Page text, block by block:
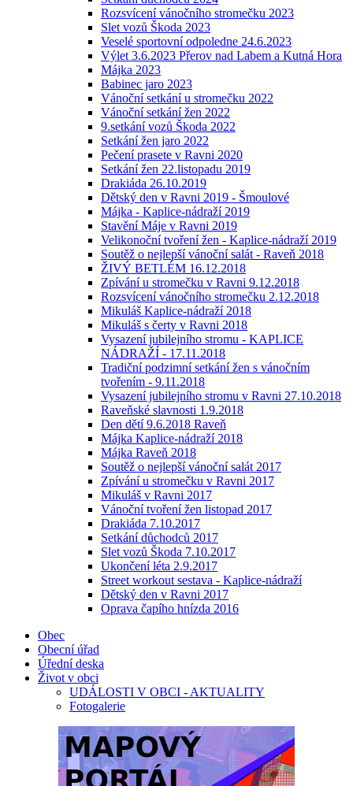
Rozsvícení vánočního stromečku 2023
Slet vozů Škoda 2023
Veselé sportovní odpoledne 24.6.2023
Výlet 3.6.2023 Přerov nad Labem a Kutná Hora
Májka 2023
Babinec jaro 2023
Vánoční setkání u stromečku 2022
Vánoční setkání žen 2022
9.setkání vozů Škoda 2022
Setkání žen jaro 2022
Pečení prasete v Ravni 2020
Setkání žen 22.listopadu 2019
Drakiáda 26.10.2019
Dětský den v Ravni 2019 - Šmoulové
Májka - Kaplice-nádraží 2019
Stavění Máje v Ravni 2019
Velikonoční tvoření žen - Kaplice-nádraží 2019
Soutěž o nejlepší vánoční salát - Raveň 2018
ŽIVÝ BETLÉM 16.12.2018
Zpívání u stromečku v Ravni 9.12.2018
Rozsvícení vánočního stromečku 2.12.2018
Mikuláš Kaplice-nádraží 2018
Mikuláš s čerty v Ravni 2018
Vysazení jubilejního stromu - KAPLICE
NÁDRAŽÍ - 17.11.2018
Tradiční podzimní setkání žen s vánočním
tvořením - 9.11.2018
Vysazení jubilejního stromu v Ravni 27.10.2018
Raveňské slavnosti 1.9.2018
Den dětí 9.6.2018 Raveň
Májka Kaplice-nádraží 2018
Májka Raveň 2018
Soutěž o nejlepší vánoční salát 2017
Zpívání u stromečku v Ravni 2017
Mikuláš v Ravni 2017
Vánoční tvoření žen listopad 2017
Drakiáda 7.10.2017
Setkání důchodců 2017
Slet vozů Škoda 7.10.2017
Ukončení léta 2.9.2017
Street workout sestava - Kaplice-nádraží
Dětský den v Ravni 2017
Oprava čapího hnízda 2016
Obec
Obecní úřad
Úřední deska
Život v obci
UDÁLOSTI V OBCI - AKTUALITY
Fotogalerie